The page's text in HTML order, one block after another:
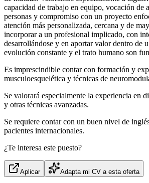
capacidad de trabajo en equipo, vocación de
personas y compromiso con un proyecto
atención más personalizada, cercana y de
incorporar a un profesional implicado, con
desarrollándose y en aportar valor dentro de
evolución constante y el trato humano son
Es imprescindible contar con formación y
musculoesquelética y técnicas de
Se valorará especialmente la experiencia en
y otras técnicas avanzadas.
Se requiere contar con un buen nivel de
pacientes internacionales.
¿Te interesa este puesto?
Aplicar Adapta mi CV a esta oferta